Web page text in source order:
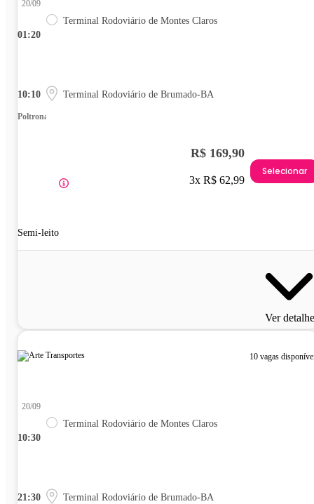
01:20
20/09
Terminal Rodoviário de Montes Claros
10:10 Terminal Rodoviário de Brumado-BA
Poltrona
Semi-leito
R$ 169,90
3x R$ 62,99
Selecionar
Ver
10 vagas
10:30
20/09
Terminal Rodoviário de Montes Claros
21:30 Terminal Rodoviário de Brumado-BA